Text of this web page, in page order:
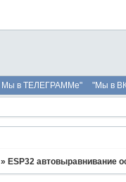
Мы в ТЕЛЕГРАММе" "Мы в
» ESP32 автовыравнивание